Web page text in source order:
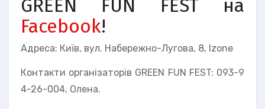
GREEN FUN FEST на
Facebook!
Адреса: Київ, вул. Набережно-Лугова, 8, Izone
Контакти організаторів GREEN FUN FEST: 093-9
4-26-004, Олена.